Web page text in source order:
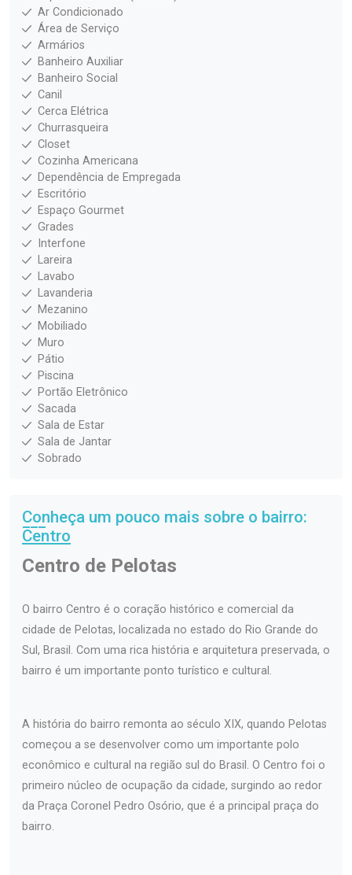
Ar Condicionado
Área de Serviço
Armários
Banheiro Auxiliar
Banheiro Social
Canil
Cerca Elétrica
Churrasqueira
Closet
Cozinha Americana
Dependência de Empregada
Escritório
Espaço Gourmet
Grades
Interfone
Lareira
Lavabo
Lavanderia
Mezanino
Mobiliado
Muro
Pátio
Piscina
Portão Eletrônico
Sacada
Sala de Estar
Sala de Jantar
Sobrado
Conheça um pouco mais sobre o bairro:
Centro
Centro de Pelotas
O bairro Centro é o coração histórico e comercial da
cidade de Pelotas, localizada no estado do Rio Grande do
Sul, Brasil. Com uma rica história e arquitetura preservada, o
bairro é um importante ponto turístico e cultural.
A história do bairro remonta ao século XIX, quando Pelotas
começou a se desenvolver como um importante polo
econômico e cultural na região sul do Brasil. O Centro foi o
primeiro núcleo de ocupação da cidade, surgindo ao redor
da Praça Coronel Pedro Osório, que é a principal praça do
bairro.